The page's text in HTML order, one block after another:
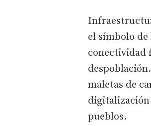
el símbolo
conectividad
maletas de
digitalización
pueblos.